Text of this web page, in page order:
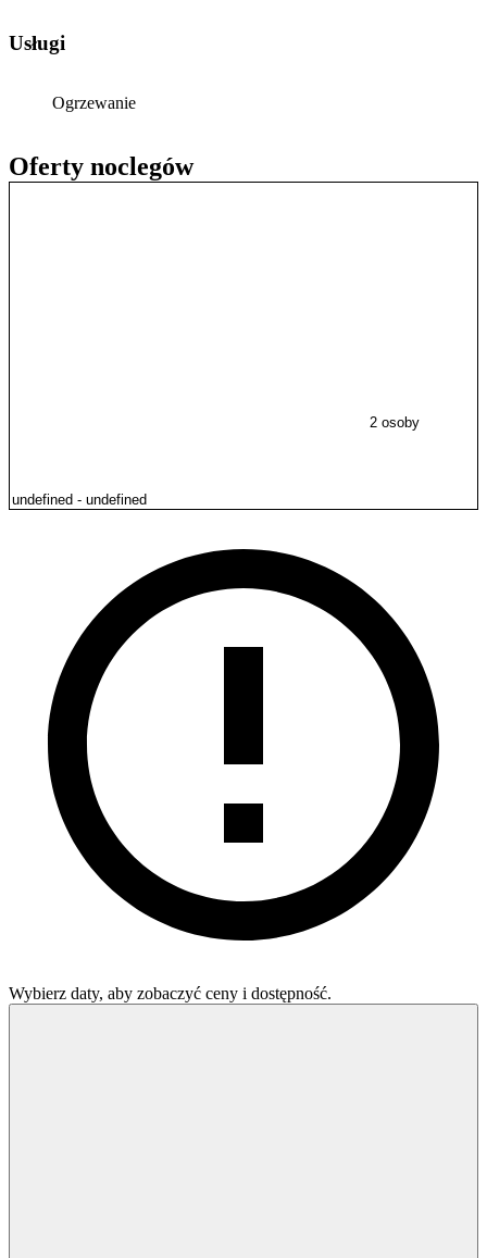
Oferty noclegów
2 osoby
Wybierz daty, aby zobaczyć ceny i dostępność.
Usługi
Ogrzewanie